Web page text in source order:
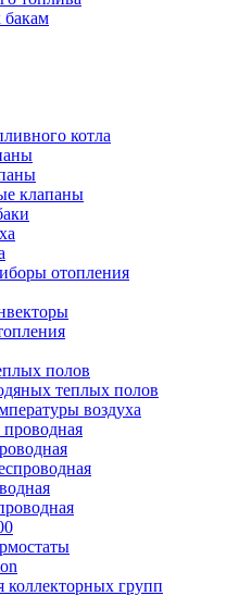
котла
клапаны
отопления
полов
теплых полов
воздуха
групп